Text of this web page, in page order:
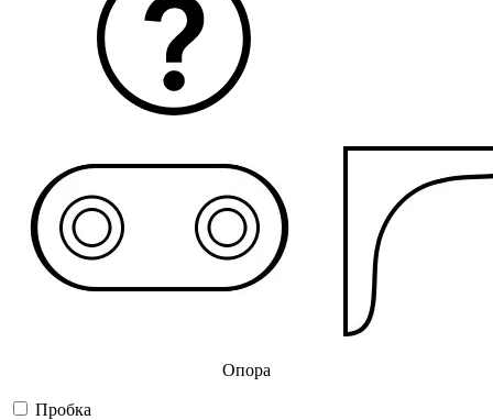
Опора
Пробка